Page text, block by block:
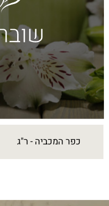
כפר המכביה - ר"ג